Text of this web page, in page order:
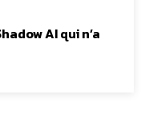
AI qui n’a